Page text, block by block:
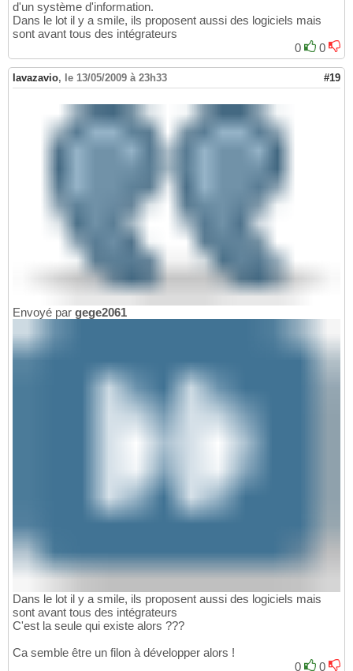
d'un système d'information.
Dans le lot il y a smile, ils proposent aussi des logiciels mais
sont avant tous des intégrateurs
0
0
lavazavio, le 13/05/2009 à 23h33 #19
Envoyé par gege2061
Dans le lot il y a smile, ils proposent aussi des logiciels mais
sont avant tous des intégrateurs
C'est la seule qui existe alors ???
Ca semble être un filon à développer alors !
0
0